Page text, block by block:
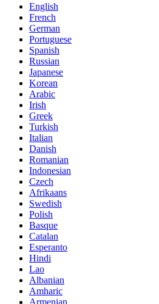
English
French
German
Portuguese
Spanish
Russian
Japanese
Korean
Arabic
Irish
Greek
Turkish
Italian
Danish
Romanian
Indonesian
Czech
Afrikaans
Swedish
Polish
Basque
Catalan
Esperanto
Hindi
Lao
Albanian
Amharic
Armenian